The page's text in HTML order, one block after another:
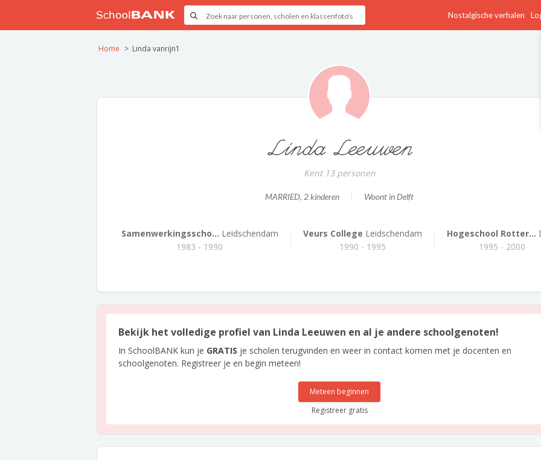
Nostalgische verhalen
Home Linda vanrijn1
Linda Leeuwen
Kent 13 personen
MARRIED, 2 kinderen Woont in Delft
Samenwerkingsscho... Leidschendam
1983 - 1990
Veurs College Leidschendam
1990 - 1995
Hogeschool Rotter...
1995 - 2000
Bekijk het volledige profiel van Linda Leeuwen en al je andere schoolgenoten!
In SchoolBANK kun je GRATIS je scholen terugvinden en weer in contact komen met je docenten en
schoolgenoten. Registreer je en begin meteen!
Meteen beginnen
Registreer gratis